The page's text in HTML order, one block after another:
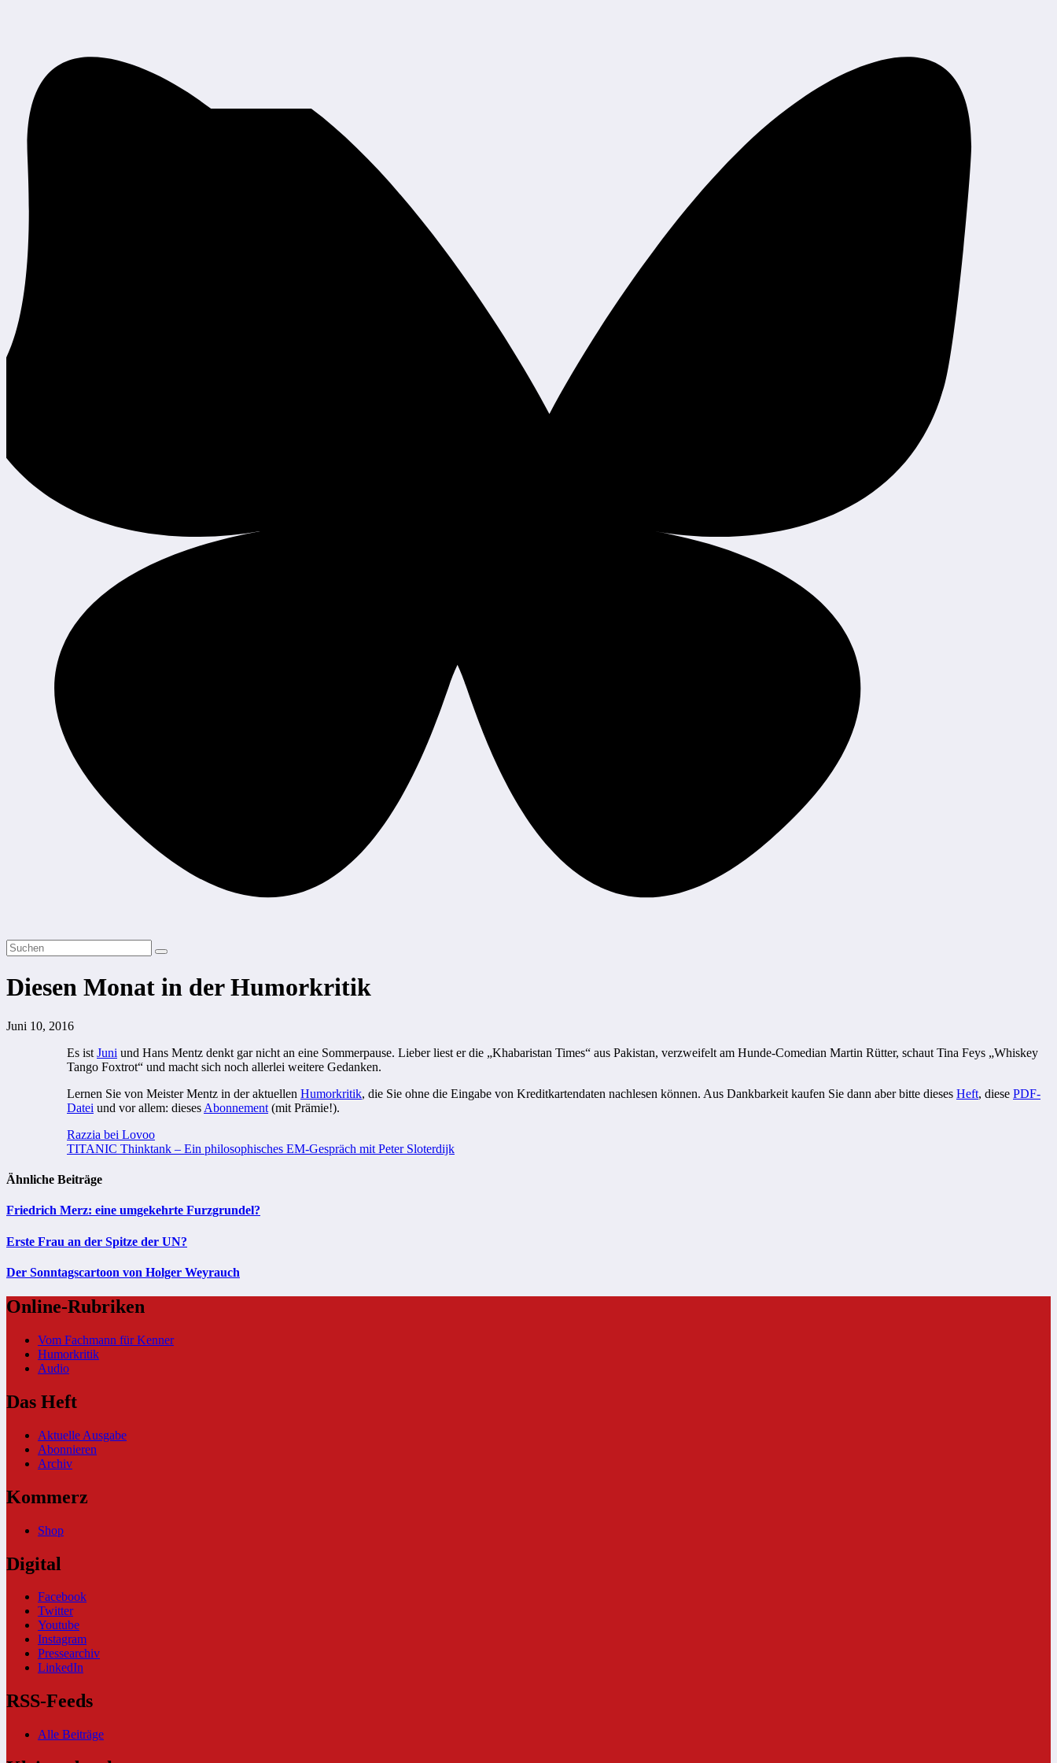
Diesen Monat in der Humorkritik
Juni 10, 2016
Es ist Juni und Hans Mentz denkt gar nicht an eine Sommerpause. Lieber liest er die „Khabaristan Times“ aus Pakistan, verzweifelt am Hunde-Comedian Martin Rütter, schaut Tina Feys „Whiskey
Tango Foxtrot“ und macht sich noch allerlei weitere Gedanken.
Lernen Sie von Meister Mentz in der aktuellen Humorkritik, die Sie ohne die Eingabe von Kreditkartendaten nachlesen können. Aus Dankbarkeit kaufen Sie dann aber bitte dieses Heft, diese PDF-
Datei und vor allem: dieses Abonnement (mit Prämie!).
Beitragsnavigation
Razzia bei Lovoo
TITANIC Thinktank – Ein philosophisches EM-Gespräch mit Peter Sloterdijk
Ähnliche Beiträge
Friedrich Merz: eine umgekehrte Furzgrundel?
Erste Frau an der Spitze der UN?
Der Sonntagscartoon von Holger Weyrauch
Online-Rubriken
Vom Fachmann für Kenner
Humorkritik
Audio
Das Heft
Aktuelle Ausgabe
Abonnieren
Archiv
Kommerz
Shop
Digital
Facebook
Twitter
Youtube
Instagram
Pressearchiv
LinkedIn
RSS-Feeds
Alle Beiträge